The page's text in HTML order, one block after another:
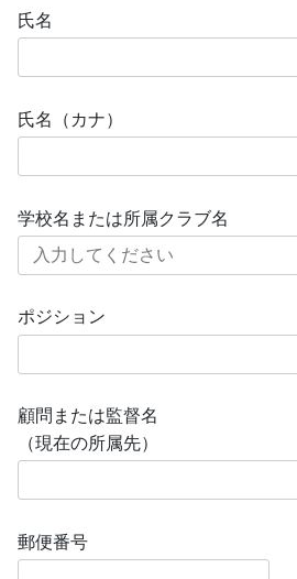
氏名
氏名（カナ）
学校名または所属クラブ名
ポジション
顧問または監督名
（現在の所属先）
郵便番号